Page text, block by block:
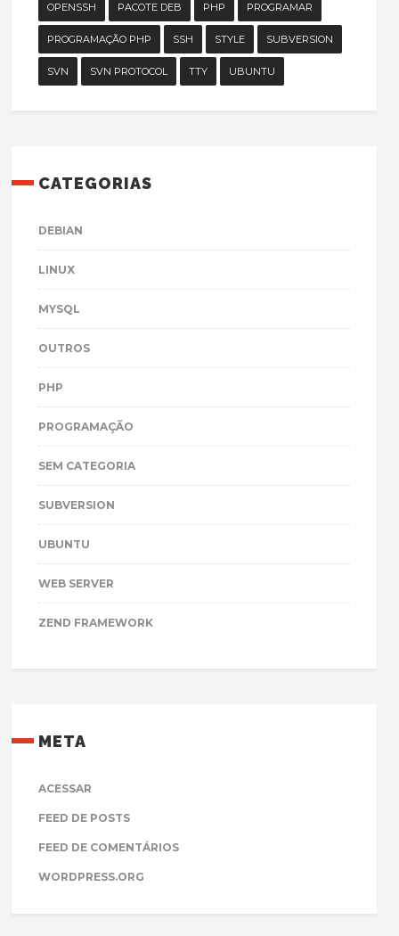
OPENSSH PACOTE DEB PHP PROGRAMAR
PROGRAMAÇÃO PHP SSH STYLE SUBVERSION
SVN SVN PROTOCOL TTY UBUNTU
CATEGORIAS
DEBIAN
LINUX
MYSQL
OUTROS
PHP
PROGRAMAÇÃO
SEM CATEGORIA
SUBVERSION
UBUNTU
WEB SERVER
ZEND FRAMEWORK
META
ACESSAR
FEED DE POSTS
FEED DE COMENTÁRIOS
WORDPRESS.ORG